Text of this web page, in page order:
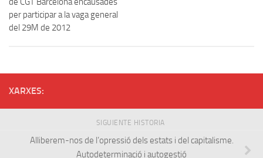
per participar a la vaga general
del 29M de 2012
XARXES:
SIGUIENTE HISTORIA
Alliberem-nos de l’opressió dels estats i del capitalisme.
Autodeterminació i autogestió